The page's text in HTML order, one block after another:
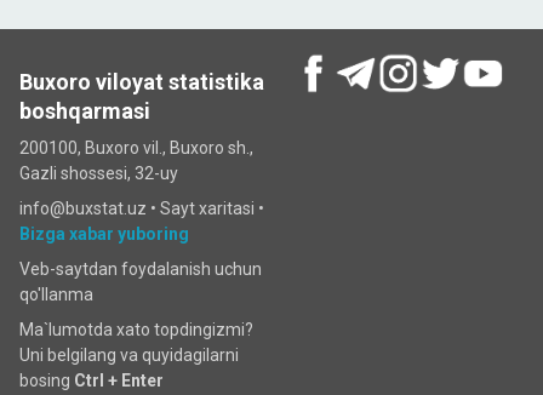
Buxoro viloyat statistika
boshqarmasi
200100, Buxoro vil., Buxoro sh.,
Gazli shossesi, 32-uy
info@buxstat.uz • Sayt xaritasi •
Bizga xabar yuboring
Veb-saytdan foydalanish uchun
qo'llanma
Ma`lumotda xato topdingizmi?
Uni belgilang va quyidagilarni
bosing Ctrl + Enter